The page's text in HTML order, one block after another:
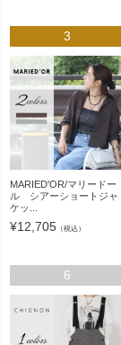
3
MARIED'OR/マリードー
ル シアーショートジャ
ケッ...
¥12,705 （税込）
6